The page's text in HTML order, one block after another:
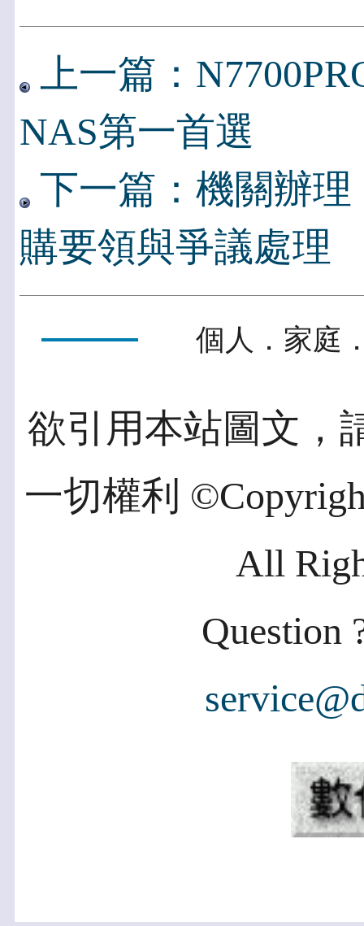
上一篇：
NAS第一首選
下一篇：機關辦
購要領與爭議處理
個人．家庭
欲引用本站圖文，
一切權利
All
Question